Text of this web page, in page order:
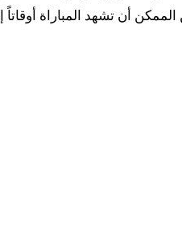
أن تشهد المباراة